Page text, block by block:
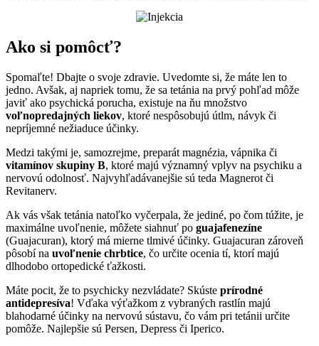
Ako si pomôcť?
Spomaľte! Dbajte o svoje zdravie. Uvedomte si, že máte len to
jedno. Avšak, aj napriek tomu, že sa tetánia na prvý pohľad môže
javiť ako psychická porucha, existuje na ňu množstvo
voľnopredajných liekov, ktoré nespôsobujú útlm, návyk či
nepríjemné nežiaduce účinky.
Medzi takými je, samozrejme, preparát magnézia, vápnika či
vitamínov skupiny B, ktoré majú významný vplyv na psychiku a
nervovú odolnosť. Najvyhľadávanejšie sú teda Magnerot či
Revitanerv.
Ak vás však tetánia natoľko vyčerpala, že jediné, po čom túžite, je
maximálne uvoľnenie, môžete siahnuť po guajafenezíne
(Guajacuran), ktorý má mierne tlmivé účinky. Guajacuran zároveň
pôsobí na uvoľnenie chrbtice, čo určite ocenia tí, ktorí majú
dlhodobo ortopedické ťažkosti.
Máte pocit, že to psychicky nezvládate? Skúste prírodné
antidepresíva! Vďaka výťažkom z vybraných rastlín majú
blahodarné účinky na nervovú sústavu, čo vám pri tetánii určite
pomôže. Najlepšie sú Persen, Depress či Iperico.